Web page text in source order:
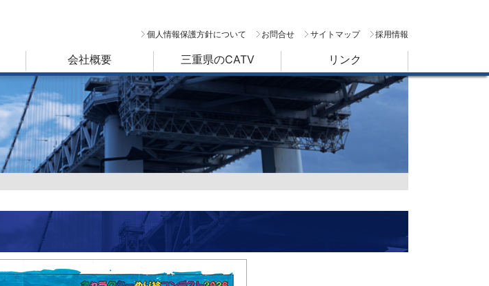
個人情報保護方針について お問合せ サイトマップ 採用情報
会社概要 三重県のCATV リンク